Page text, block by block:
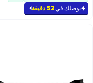
يوصلك في53 دقيقة